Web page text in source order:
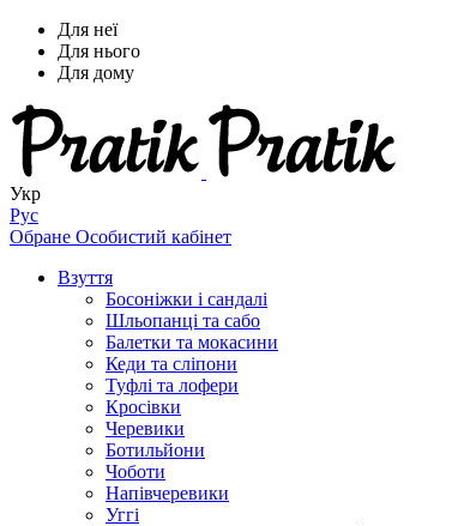
Для неї
Для нього
Для дому
Укр
Рус
Обране Особистий кабінет
Взуття
Босоніжки і сандалі
Шльопанці та сабо
Балетки та мокасини
Кеди та сліпони
Туфлі та лофери
Кросівки
Черевики
Ботильйони
Чоботи
Напівчеревики
Уггі